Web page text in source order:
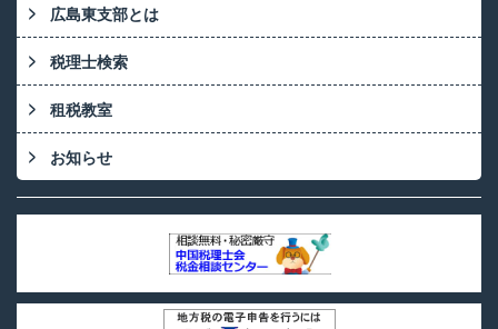
広島東支部とは
税理士検索
租税教室
お知らせ